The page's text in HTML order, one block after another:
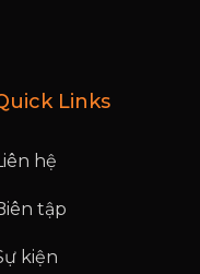
Links
hệ
tập
kiện